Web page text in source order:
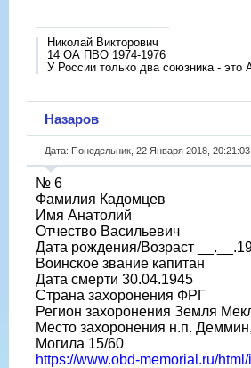
Николай Викторович
14 ОА ПВО 1974-1976
У России только два союзника - это
Назаров
Дата: Понедельник, 22 Января 2018,
№ 6
Фамилия Кадомцев
Имя Анатолий
Отчество Васильевич
Дата рождения/Возраст
Воинское звание капитан
Дата смерти 30.04.1945
Страна захоронения ФРГ
Регион захоронения Земля
Место захоронения н.п.
Могила 15/60
https://www.obd-memorial.ru/